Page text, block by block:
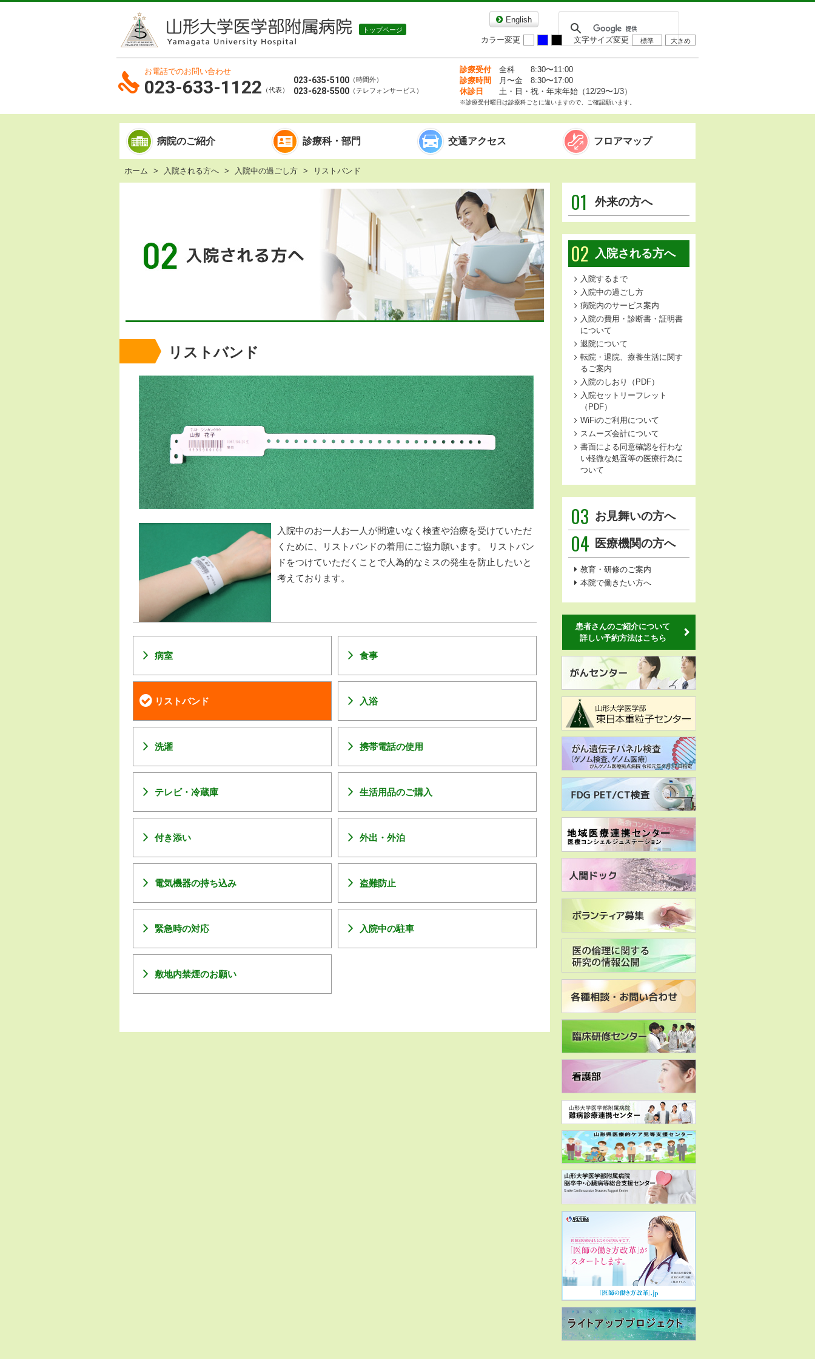
English
カラー変更
文字サイズ変更 標準 大きめ
お電話でのお問い合わせ
023-633-1122 （代表）
023-635-5100 （時間外）
023-628-5500 （テレフォンサービス）
診療受付 全科
8:30〜11:00
診療時間
月〜金
8:30〜17:00
休診日 土・日・祝・年末年始（12/29〜1/3）
※診療受付曜日は診療科ごとに違いますので、ご確認願います。
病院のご紹介 診療科・部門 交通アクセス フロアマップ
ホーム 入院される方へ 入院中の過ごし方 リストバンド
リストバンド
入院中のお一人お一人が間違いなく検査や治療を受けていただ
くために、リストバンドの着用にご協力願います。 リストバン
ドをつけていただくことで人為的なミスの発生を防止したいと
考えております。
病室 食事
リストバンド 入浴
洗濯 携帯電話の使用
テレビ・冷蔵庫 生活用品のご購入
付き添い 外出・外泊
電気機器の持ち込み 盗難防止
緊急時の対応 入院中の駐車
敷地内禁煙のお願い
01 外来の方へ
02 入院される方へ
入院するまで
入院中の過ごし方
病院内のサービス案内
入院の費用・診断書・証明書
について
退院について
転院・退院、療養生活に関す
るご案内
入院のしおり（PDF）
入院セットリーフレット
（PDF）
WiFiのご利用について
スムーズ会計について
書面による同意確認を行わな
い軽微な処置等の医療行為に
ついて
03 お見舞いの方へ
04 医療機関の方へ
教育・研修のご案内
本院で働きたい方へ
患者さんのご紹介について
詳しい予約方法はこちら